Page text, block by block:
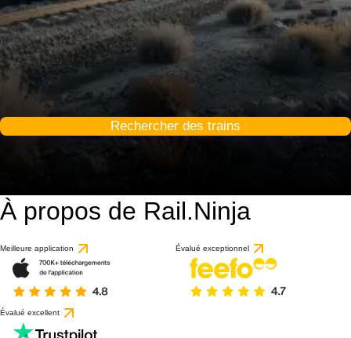
Rechercher des trains
À propos de Rail.Ninja
Meilleure application Évalué exceptionnel
Évalué excellent